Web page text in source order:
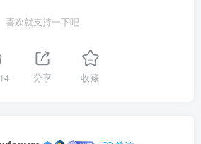
喜欢就支持一下吧
14 分享 收藏